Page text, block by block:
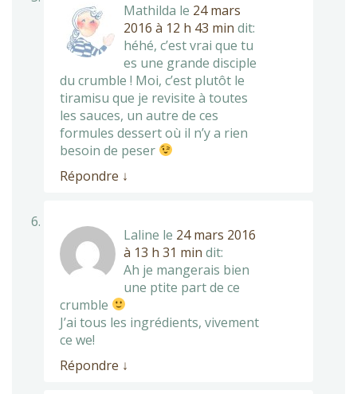
Mathilda le 24 mars
2016 à 12 h 43 min dit:
héhé, c’est vrai que tu
es une grande disciple
du crumble ! Moi, c’est plutôt le
tiramisu que je revisite à toutes
les sauces, un autre de ces
formules dessert où il n’y a rien
besoin de peser
Répondre ↓
Laline le 24 mars 2016
à 13 h 31 min dit:
Ah je mangerais bien
une ptite part de ce
crumble
J’ai tous les ingrédients, vivement
ce we!
Répondre ↓